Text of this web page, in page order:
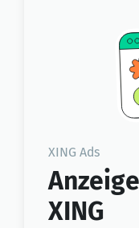
XING Ads
XING